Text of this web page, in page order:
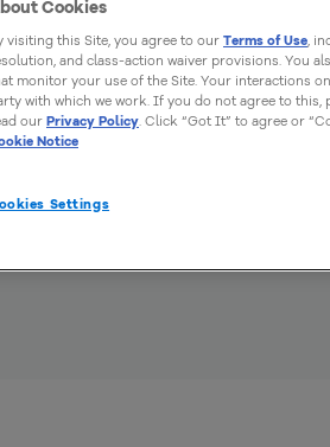
Cookies
visiting this Site, you agree to our Terms of Use,
and class-action waiver provisions. You
monitor your use of the Site. Your interactions
with which we work. If you do not agree to this,
our Privacy Policy. Click “Got It” to agree or
Notice
Settings